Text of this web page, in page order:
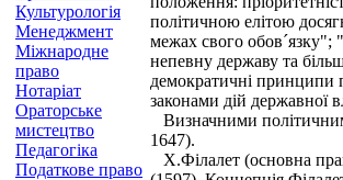
Культурологія
Менеджмент
Міжнародне
право
Нотаріат
Ораторське
мистецтво
Педагогіка
Податкове право
політичною елітою
межах свого обов´язку";
непевну державу та
демократичні принципи
законами дій державної
Визначними
1647).
Х.Філалет (основна